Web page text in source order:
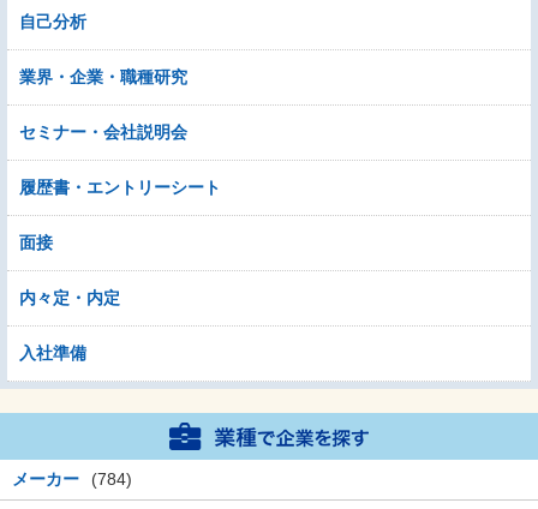
自己分析
業界・企業・職種研究
セミナー・会社説明会
履歴書・エントリーシート
面接
内々定・内定
入社準備
メーカー (784)